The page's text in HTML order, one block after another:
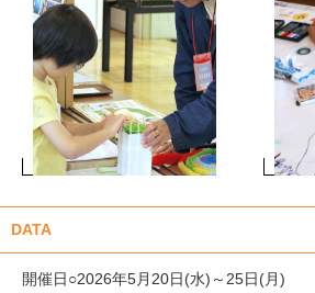
DATA
開催日○2026年5月20日(水)～25日(月)